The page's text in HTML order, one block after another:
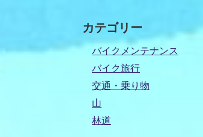
カテゴリー
バイクメンテナンス
バイク旅行
交通・乗り物
山
林道